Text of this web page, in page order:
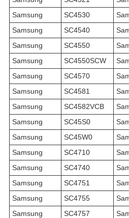
Samsung
SC4530
Samsung
SC4540
Samsung
SC4550
Samsung
SC4550SCW
Samsung
SC4570
Samsung
SC4581
Samsung
SC4582VCB
Samsung
SC45S0
Samsung
SC45W0
Samsung
SC4710
Samsung
SC4740
Samsung
SC4751
Samsung
SC4755
Samsung
SC4757